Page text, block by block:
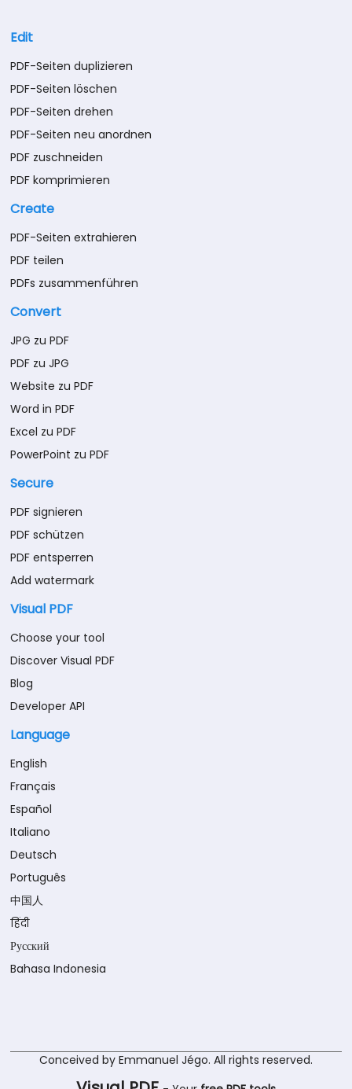
Edit
PDF-Seiten duplizieren
PDF-Seiten löschen
PDF-Seiten drehen
PDF-Seiten neu anordnen
PDF zuschneiden
PDF komprimieren
Create
PDF-Seiten extrahieren
PDF teilen
PDFs zusammenführen
Convert
JPG zu PDF
PDF zu JPG
Website zu PDF
Word in PDF
Excel zu PDF
PowerPoint zu PDF
Secure
PDF signieren
PDF schützen
PDF entsperren
Add watermark
Visual PDF
Choose your tool
Discover Visual PDF
Blog
Developer API
Language
English
Français
Español
Italiano
Deutsch
Português
中国人
हिंदी
Русский
Bahasa Indonesia
Conceived by Emmanuel Jégo. All rights reserved.